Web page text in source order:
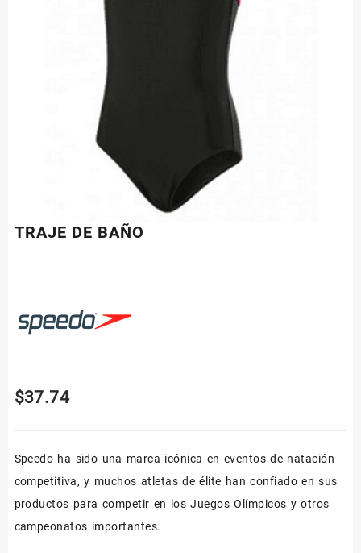
TRAJE DE BAÑO
$37.74
Speedo ha sido una marca icónica en eventos de natación
competitiva, y muchos atletas de élite han confiado en sus
productos para competir en los Juegos Olímpicos y otros
campeonatos importantes.